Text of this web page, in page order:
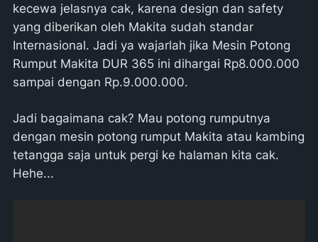
kecewa jelasnya cak, karena design dan safety
yang diberikan oleh Makita sudah standar
Internasional. Jadi ya wajarlah jika Mesin Potong
Rumput Makita DUR 365 ini dihargai Rp8.000.000
sampai dengan Rp.9.000.000.
Jadi bagaimana cak? Mau potong rumputnya
dengan mesin potong rumput Makita atau kambing
tetangga saja untuk pergi ke halaman kita cak.
Hehe...